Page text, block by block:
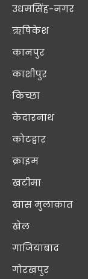
उधमसिंह-नगर
ऋषिकेश
कानपुर
काशीपुर
किच्छा
केदारनाथ
कोटद्वार
क्राइम
खटीमा
खास मुलाक़ात
खेल
गाजियाबाद
गोरखपुर